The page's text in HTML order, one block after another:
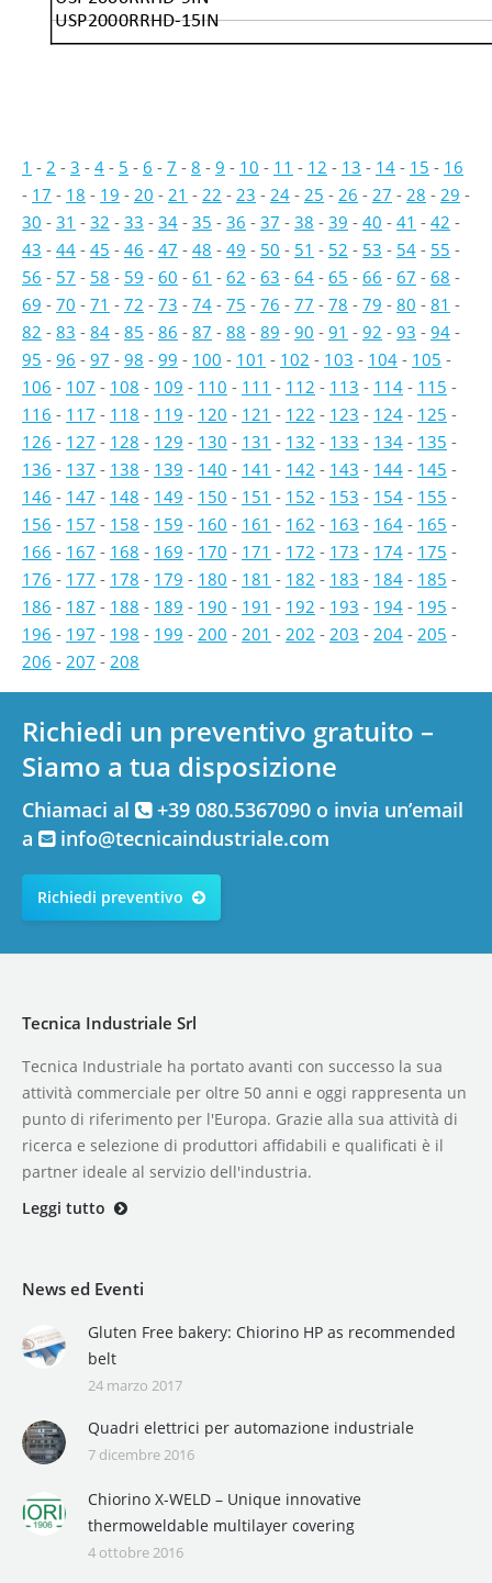
USP2000RRHD-15IN
1 - 2 - 3 - 4 - 5 - 6 - 7 - 8 - 9 - 10 - 11 - 12 - 13 - 14 - 15 - 16
- 17 - 18 - 19 - 20 - 21 - 22 - 23 - 24 - 25 - 26 - 27 - 28 - 29 -
30 - 31 - 32 - 33 - 34 - 35 - 36 - 37 - 38 - 39 - 40 - 41 - 42 -
43 - 44 - 45 - 46 - 47 - 48 - 49 - 50 - 51 - 52 - 53 - 54 - 55 -
56 - 57 - 58 - 59 - 60 - 61 - 62 - 63 - 64 - 65 - 66 - 67 - 68 -
69 - 70 - 71 - 72 - 73 - 74 - 75 - 76 - 77 - 78 - 79 - 80 - 81 -
82 - 83 - 84 - 85 - 86 - 87 - 88 - 89 - 90 - 91 - 92 - 93 - 94 -
95 - 96 - 97 - 98 - 99 - 100 - 101 - 102 - 103 - 104 - 105 -
106 - 107 - 108 - 109 - 110 - 111 - 112 - 113 - 114 - 115 -
116 - 117 - 118 - 119 - 120 - 121 - 122 - 123 - 124 - 125 -
126 - 127 - 128 - 129 - 130 - 131 - 132 - 133 - 134 - 135 -
136 - 137 - 138 - 139 - 140 - 141 - 142 - 143 - 144 - 145 -
146 - 147 - 148 - 149 - 150 - 151 - 152 - 153 - 154 - 155 -
156 - 157 - 158 - 159 - 160 - 161 - 162 - 163 - 164 - 165 -
166 - 167 - 168 - 169 - 170 - 171 - 172 - 173 - 174 - 175 -
176 - 177 - 178 - 179 - 180 - 181 - 182 - 183 - 184 - 185 -
186 - 187 - 188 - 189 - 190 - 191 - 192 - 193 - 194 - 195 -
196 - 197 - 198 - 199 - 200 - 201 - 202 - 203 - 204 - 205 -
206 - 207 - 208
Richiedi un preventivo gratuito –
Siamo a tua disposizione
Chiamaci al
+39 080.5367090 o invia un’email
a
info@tecnicaindustriale.com
Richiedi preventivo
Tecnica Industriale Srl
Tecnica Industriale ha portato avanti con successo la sua
attività commerciale per oltre 50 anni e oggi rappresenta un
punto di riferimento per l'Europa. Grazie alla sua attività di
ricerca e selezione di produttori affidabili e qualificati è il
partner ideale al servizio dell'industria.
Leggi tutto
News ed Eventi
Gluten Free bakery: Chiorino HP as recommended
belt
24 marzo 2017
Quadri elettrici per automazione industriale
7 dicembre 2016
Chiorino X-WELD – Unique innovative
thermoweldable multilayer covering
4 ottobre 2016